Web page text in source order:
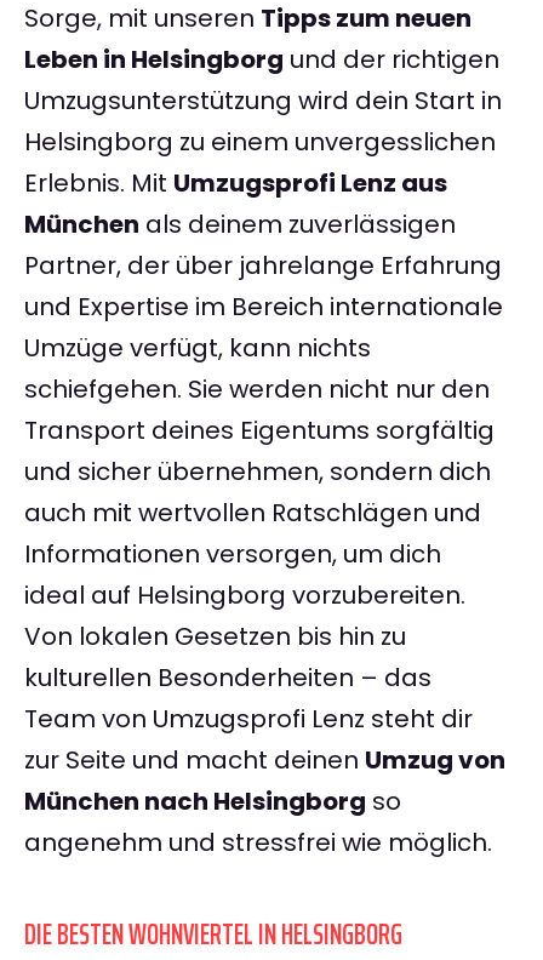
Sorge, mit unseren Tipps zum neuen
Leben in Helsingborg und der richtigen
Umzugsunterstützung wird dein Start in
Helsingborg zu einem unvergesslichen
Erlebnis. Mit Umzugsprofi Lenz aus
München als deinem zuverlässigen
Partner, der über jahrelange Erfahrung
und Expertise im Bereich internationale
Umzüge verfügt, kann nichts
schiefgehen. Sie werden nicht nur den
Transport deines Eigentums sorgfältig
und sicher übernehmen, sondern dich
auch mit wertvollen Ratschlägen und
Informationen versorgen, um dich
ideal auf Helsingborg vorzubereiten.
Von lokalen Gesetzen bis hin zu
kulturellen Besonderheiten – das
Team von Umzugsprofi Lenz steht dir
zur Seite und macht deinen Umzug von
München nach Helsingborg so
angenehm und stressfrei wie möglich.
DIE BESTEN WOHNVIERTEL IN HELSINGBORG